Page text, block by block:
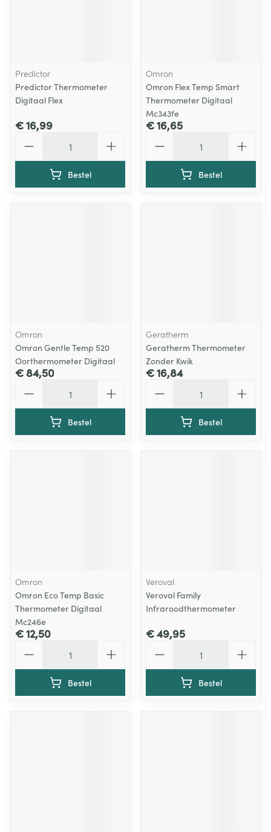
Predictor
Predictor Thermometer
Digitaal Flex
€ 16,99
Bestel
Omron
Omron Flex Temp Smart
Thermometer Digitaal
Mc343fe
€ 16,65
Bestel
Omron
Omron Gentle Temp 520
Oorthermometer Digitaal
€ 84,50
Bestel
Geratherm
Geratherm Thermometer
Zonder Kwik
€ 16,84
Bestel
Omron
Omron Eco Temp Basic
Thermometer Digitaal
Mc246e
€ 12,50
Bestel
Veroval
Veroval Family
Infraroodthermometer
€ 49,95
Bestel